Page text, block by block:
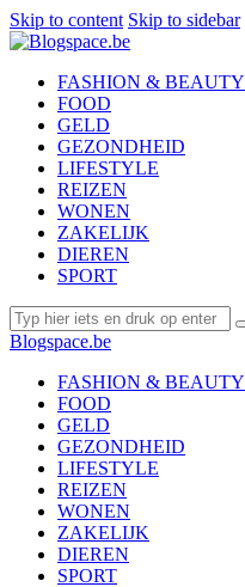
Skip to content Skip to sidebar
FASHION & BEAUTY
FOOD
GELD
GEZONDHEID
LIFESTYLE
REIZEN
WONEN
ZAKELIJK
DIEREN
SPORT
Blogspace.be
FASHION & BEAUTY
FOOD
GELD
GEZONDHEID
LIFESTYLE
REIZEN
WONEN
ZAKELIJK
DIEREN
SPORT